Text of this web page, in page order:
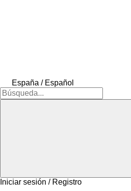
España / Español
Iniciar sesión / Registro